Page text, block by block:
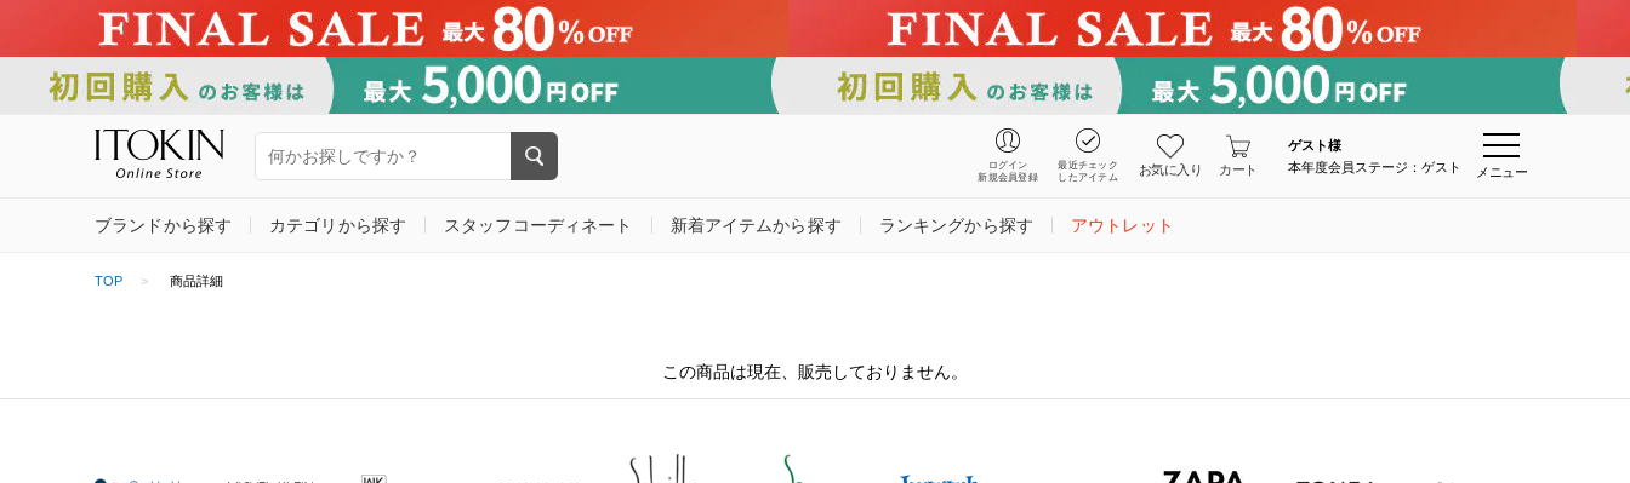
ログイン
新規会員登録
最近チェック
したアイテム
お気に入り カート
ゲスト様
本年度会員ステージ：ゲスト
メニュー
ブランドから探す カテゴリから探す スタッフコーディネート 新着アイテムから探す ランキングから探す アウトレット
TOP 商品詳細
この商品は現在、販売しておりません。